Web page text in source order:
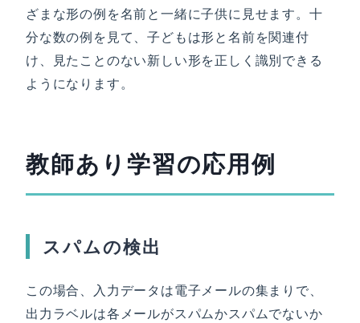
ざまな形の例を名前と一緒に子供に見せます。十
分な数の例を見て、子どもは形と名前を関連付
け、見たことのない新しい形を正しく識別できる
ようになります。
教師あり学習の応用例
スパムの検出
この場合、入力データは電子メールの集まりで、
出力ラベルは各メールがスパムかスパムでないか